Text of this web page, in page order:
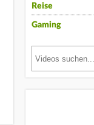
Reise
Gaming